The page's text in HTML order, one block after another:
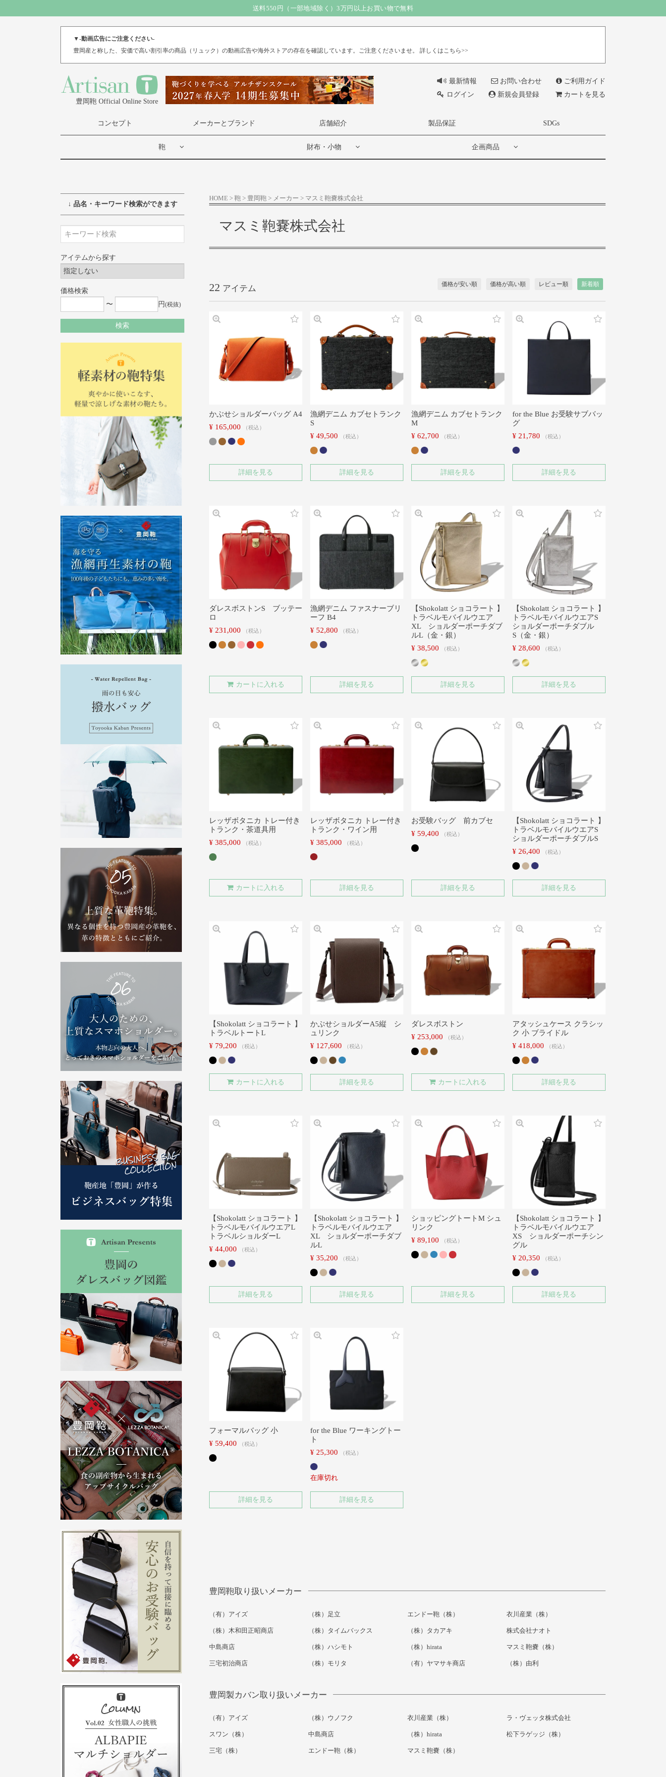
送料550円（一部地域除く）3万円以上お買い物で無料
▼-動画広告にご注意ください-
豊岡産と称した、安価で高い割引率の商品（リュック）の動画広告や海外ストアの存在を確認しています。ご注意くださいませ。 詳しくはこちら>>
豊岡鞄 Official Online Store
最新情報 お問い合わせ
ご利用ガイド
ログイン
新規会員登録 カートを見る
コンセプト メーカーとブランド 店舗紹介 製品保証 SDGs
鞄 財布・小物 企画商品
HOME 鞄 豊岡鞄 メーカー マスミ鞄嚢株式会社
マスミ鞄嚢株式会社
価格が安い順 価格が高い順 レビュー順 新着順
22
かぶせショルダーバッグ A4
¥ 165,000 税込
詳細を見る
漁網デニム カブセトランク
S
¥ 49,500 税込
詳細を見る
漁網デニム カブセトランク
M
¥ 62,700 税込
詳細を見る
for the Blue お受験サブバッ
グ
¥ 21,780 税込
詳細を見る
ダレスボストンS ブッテー
ロ
¥ 231,000 税込
カートに入れる
漁網デニム ファスナーブリ
ーフ B4
¥ 52,800 税込
詳細を見る
【Shokolatt ショコラート 】
トラベルモバイルウエア
XL ショルダーポーチダブ
ルL（金・銀）
¥ 38,500 税込
詳細を見る
【Shokolatt ショコラート 】
トラベルモバイルウエアS
ショルダーポーチダブル
S（金・銀）
¥ 28,600 税込
詳細を見る
レッザボタニカ トレー付き
トランク・茶道具用
¥ 385,000 税込
カートに入れる
レッザボタニカ トレー付き
トランク・ワイン用
¥ 385,000 税込
詳細を見る
お受験バッグ 前カブセ
¥ 59,400 税込
詳細を見る
【Shokolatt ショコラート 】
トラベルモバイルウエアS
ショルダーポーチダブルS
¥ 26,400 税込
詳細を見る
【Shokolatt ショコラート 】
トラベルトートL
¥ 79,200 税込
カートに入れる
かぶせショルダーA5縦 シ
ュリンク
¥ 127,600 税込
詳細を見る
ダレスボストン
¥ 253,000 税込
カートに入れる
アタッシュケース クラシッ
ク 小 ブライドル
¥ 418,000 税込
詳細を見る
【Shokolatt ショコラート 】
トラベルモバイルウエアL
トラベルショルダーL
¥ 44,000 税込
詳細を見る
【Shokolatt ショコラート 】
トラベルモバイルウエア
XL ショルダーポーチダブ
ルL
¥ 35,200 税込
詳細を見る
ショッピングトートM シュ
リンク
¥ 89,100 税込
詳細を見る
【Shokolatt ショコラート 】
トラベルモバイルウエア
XS ショルダーポーチシン
グル
¥ 20,350 税込
詳細を見る
フォーマルバッグ 小
¥ 59,400 税込
詳細を見る
for the Blue ワーキングトー
ト
¥ 25,300 税込
在庫切れ
詳細を見る
豊岡鞄取り扱いメーカー
（有）アイズ （株）足立 エンドー鞄（株） 衣川産業（株）
（株）木和田正昭商店 （株）タイムバックス （株）タカアキ 株式会社ナオト
中島商店 （株）ハシモト （株）hirata マスミ鞄嚢（株）
三宅初治商店 （株）モリタ （有）ヤマサキ商店 （株）由利
豊岡製カバン取り扱いメーカー
（有）アイズ （株）ウノフク 衣川産業（株） ラ・ヴェッタ株式会社
スワン（株） 中島商店 （株）hirata 松下ラゲッジ（株）
三宅（株） エンドー鞄（株） マスミ鞄嚢（株）
↓ 品名・キーワード検索ができます
アイテムから探す
価格検索
〜
円(税抜)
検索